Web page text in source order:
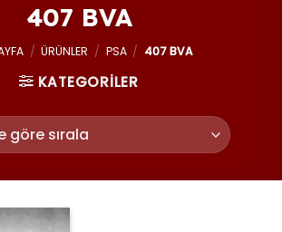
407 BVA
/ ÜRÜNLER / PSA / 407 BVA
KATEGORİLER